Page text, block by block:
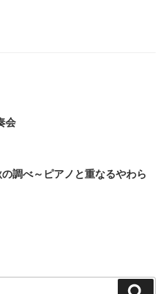
会
調べ～ピアノと重なるやわら